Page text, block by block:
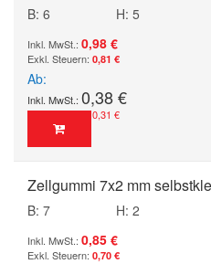
B: 6
H: 5
0,98 €
0,81 €
Ab
0,38 €
0,31 €
Zellgummi 7x2 mm
B: 7
H: 2
0,85 €
0,70 €